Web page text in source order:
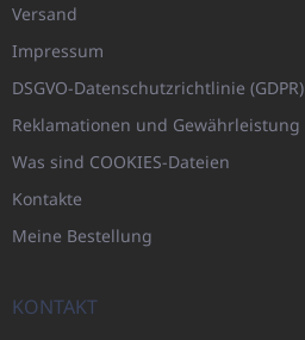
Versand
Impressum
DSGVO-Datenschutzrichtlinie (GDPR)
Reklamationen und Gewährleistung
Was sind COOKIES-Dateien
Kontakte
Meine Bestellung
KONTAKT